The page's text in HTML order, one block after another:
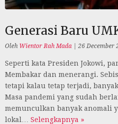
Generasi Baru
Oleh Wientor Rah Mada 26 December
Seperti kata Presiden Jokowi,
Membakar dan menerangi.
tetapi kalau tetap terjadi,
Masa pandemi yang sudah
memunculkan banyak anomali
lokal… Selengkapnya »